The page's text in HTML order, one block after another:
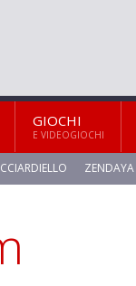
GIOCHI
E VIDEOGIOCHI
ZENDAYA